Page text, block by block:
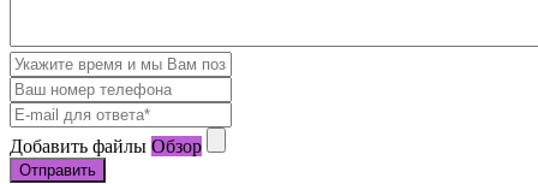
Добавить файлы Обзор
Отправить